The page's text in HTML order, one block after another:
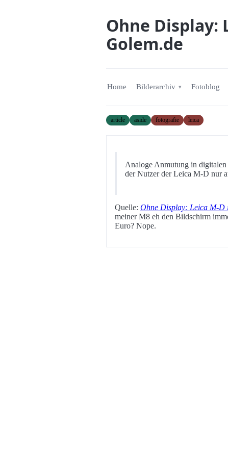
Ohne Display:
Golem.de
Home Bilderarchiv Fotoblog
article aside fotografie leica
Analoge Anmutung in
der Nutzer der Leica M-D nur
Quelle: Ohne Display: Leica M-D
meiner M8 eh den Bildschirm
Euro? Nope.